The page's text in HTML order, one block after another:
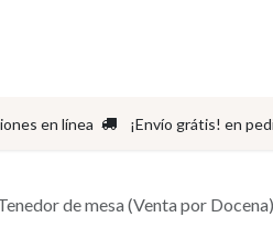
en línea ¡Envío grátis! en
de mesa (Venta por Docena)